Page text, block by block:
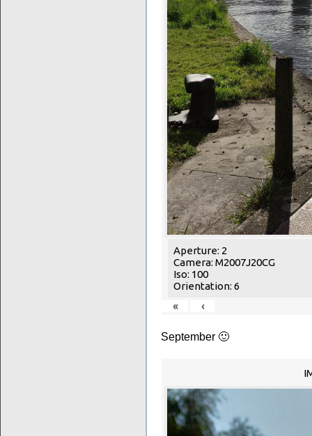
Aperture: 2
Camera: M2007J20CG
Iso: 100
Orientation: 6
«
‹
September 🙂